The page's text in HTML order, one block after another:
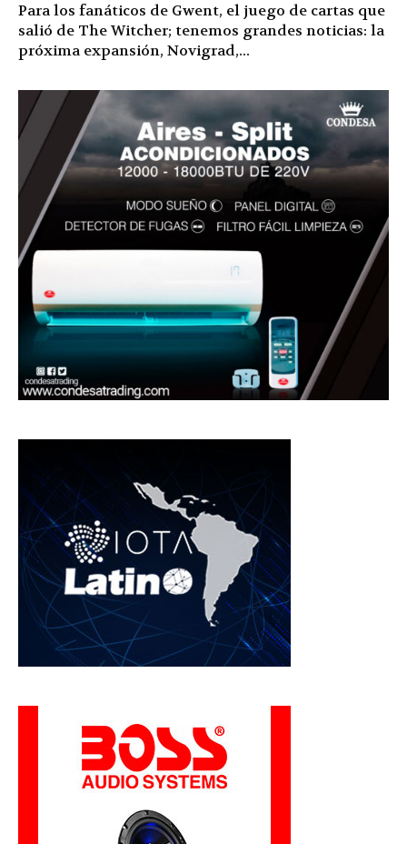
Para los fanáticos de Gwent, el juego de cartas que
salió de The Witcher; tenemos grandes noticias: la
próxima expansión, Novigrad,...